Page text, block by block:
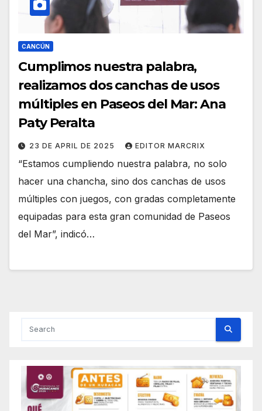
CANCÚN
Cumplimos nuestra palabra,
realizamos dos canchas de usos
múltiples en Paseos del Mar: Ana
Paty Peralta
23 DE APRIL DE 2025 EDITOR MARCRIX
“Estamos cumpliendo nuestra palabra, no solo
hacer una chancha, sino dos canchas de usos
múltiples con juegos, con gradas completamente
equipadas para esta gran comunidad de Paseos
del Mar”, indicó…